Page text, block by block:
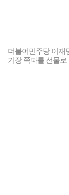
더불어민주당 이재
기장 쪽파를 선물